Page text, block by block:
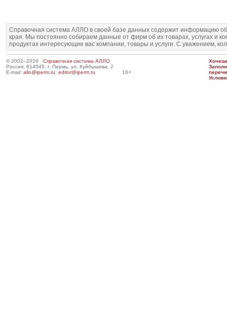
Справочная система АЛЛО в своей базе данных содержит информацию
края. Мы постоянно собираем данные от фирм об их товарах, услугах и
продуктах интересующие вас компании, товары и услуги. С уважением,
© 2002–2026 Справочная система АЛЛО
Россия, 614045, г. Пермь, ул. Куйбышева, 2
E-mail: allo@iperm.ru; editor@iperm.ru 16+